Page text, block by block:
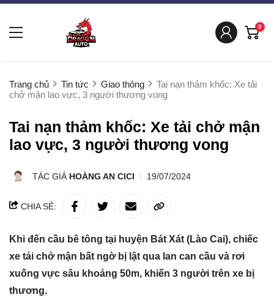
0
Trang chủ Tin tức Giao thông
Tai nạn thảm khốc: Xe tải
chở mận lao vực, 3 người thương vong
Tai nạn thảm khốc: Xe tải chở mận
lao vực, 3 người thương vong
TÁC GIẢ HOÀNG AN CICI 19/07/2024
CHIA SẺ:
Khi đến cầu bê tông tại huyện Bát Xát (Lào Cai), chiếc
xe tải chở mận bất ngờ bị lật qua lan can cầu và rơi
xuống vực sâu khoảng 50m, khiến 3 người trên xe bị
thương.